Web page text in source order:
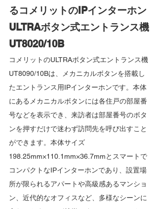
るコメリットのIPインターホン
ULTRAボタン式エントランス機
UT8020/10B
コメリットのULTRAボタン式エントランス機
UT8090/10Bは、メカニカルボタンを搭載し
たエントランス用IPインターホンです。本体
にあるメカニカルボタンには各住戸の部屋番
号などを表示でき、来訪者は部屋番号のボタ
ンを押すだけで迷わず訪問先を呼び出すこと
ができます。本体サイズ
198.25mm×110.1mm×36.7mmとスマートで
コンパクトなIPインターホンであり、設置場
所が限られるアパートや高級感あるマンショ
ン、近代的なオフィスなど、多様なシーンに